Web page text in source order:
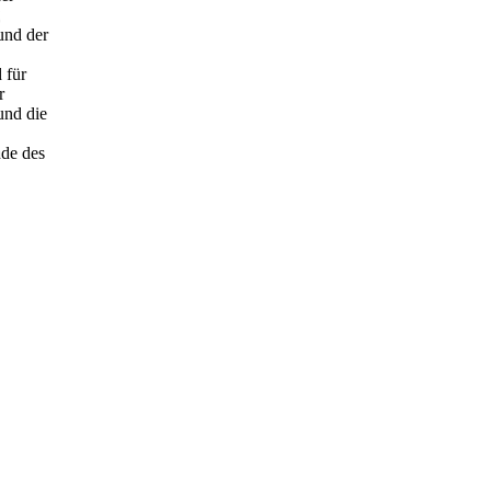
der
für
die
des